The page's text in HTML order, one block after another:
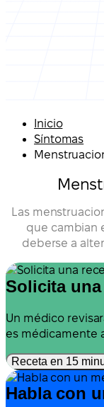
Inicio
Síntomas
Las
que cambian
deberse a
Solicita
Un médico
es médicamente
Receta en 15
Habla con